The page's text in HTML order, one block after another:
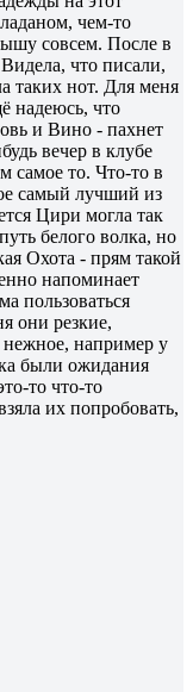
чем-то
совсем. После в
что писали,
таких нот. Для меня
надеюсь, что
и Вино - пахнет
вечер в клубе
самое то. Что-то в
самый лучший из
Цири могла так
белого волка, но
Охота - прям такой
напоминает
пользоваться
они резкие,
нежное, например у
были ожидания
то что-то
их попробовать,